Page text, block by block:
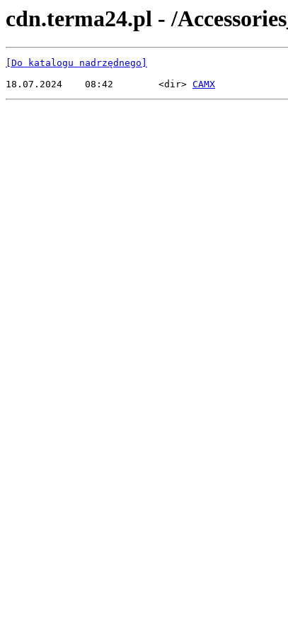
cdn.terma24.pl - /
[Do katalogu nadrzędnego]
18.07.2024    08:42        <dir> CAMX